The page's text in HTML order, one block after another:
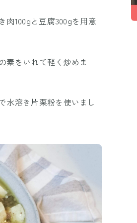
100gと豆腐300gを用意
素をいれて軽く炒めま
水溶き片栗粉を使いまし